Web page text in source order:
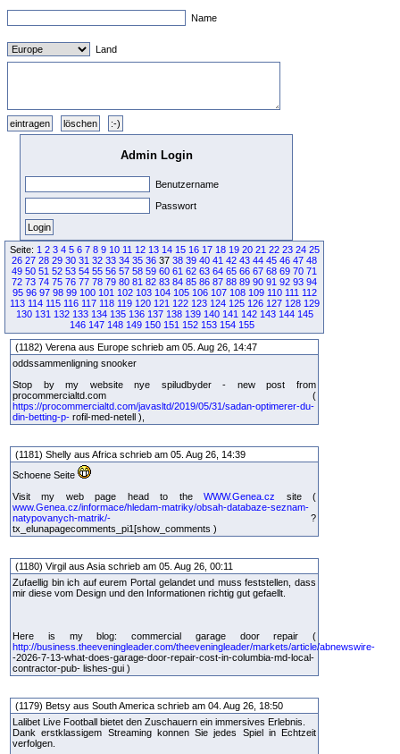
Name
Land
Admin Login
Benutzername
Passwort
Seite: 1 2 3 4 5 6 7 8 9 10 11 12 13 14 15 16 17 18 19 20 21 22 23 24 25
26 27 28 29 30 31 32 33 34 35 36 37 38 39 40 41 42 43 44 45 46 47 48
49 50 51 52 53 54 55 56 57 58 59 60 61 62 63 64 65 66 67 68 69 70 71
72 73 74 75 76 77 78 79 80 81 82 83 84 85 86 87 88 89 90 91 92 93 94
95 96 97 98 99 100 101 102 103 104 105 106 107 108 109 110 111 112
113 114 115 116 117 118 119 120 121 122 123 124 125 126 127 128 129
130 131 132 133 134 135 136 137 138 139 140 141 142 143 144 145
146 147 148 149 150 151 152 153 154 155
(1182) Verena aus Europe schrieb am 05. Aug 26, 14:47
oddssammenligning snooker
Stop by my website nye spiludbyder - new post from
procommercialtd.com (
https://procommercialtd.com/javasltd/2019/05/31/sadan-optimerer-du-
din-betting-p- rofil-med-netell ),
(1181) Shelly aus Africa schrieb am 05. Aug 26, 14:39
Schoene Seite
Visit my web page head to theWWW.Genea.cz site (
www.Genea.cz/informace/hledam-matriky/obsah-databaze-seznam-
natypovanych-matrik/- ?
tx_elunapagecomments_pi1[show_comments )
(1180) Virgil aus Asia schrieb am 05. Aug 26, 00:11
Zufaellig bin ich auf eurem Portal gelandet und muss feststellen, dass
mir diese vom Design und den Informationen richtig gut gefaellt.
Here is my blog: commercial garage door repair (
http://business.theeveningleader.com/theeveningleader/markets/article/abnewswire-
-2026-7-13-what-does-garage-door-repair-cost-in-columbia-md-local-
contractor-pub- lishes-gui )
(1179) Betsy aus South America schrieb am 04. Aug 26, 18:50
Lalibet Live Football bietet den Zuschauern ein immersives Erlebnis.
Dank erstklassigem Streaming konnen Sie jedes Spiel in Echtzeit
verfolgen.